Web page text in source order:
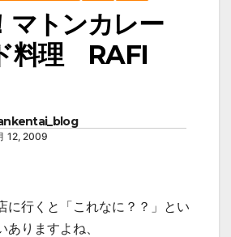
マトンカレー
料理 RAFI
12, 2009
に行くと「これなに？？」とい
ありますよね、